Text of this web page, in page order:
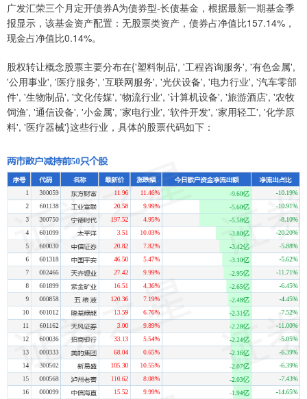
广发汇荣三个月定开债券A为债券型-长债基金，根据最新一期基金季
报显示，该基金资产配置：无股票类资产，债券占净值比157.14%，
现金占净值比0.14%。
股权转让概念股票主要分布在{'塑料制品', '工程咨询服务', '有色金属',
'公用事业', '医疗服务', '互联网服务', '光伏设备', '电力行业', '汽车零部
件', '生物制品', '文化传媒', '物流行业', '计算机设备', '旅游酒店', '农牧
饲渔', '通信设备', '小金属', '家电行业', '软件开发', '家用轻工', '化学原
料', '医疗器械'}这些行业，具体的股票代码如下：